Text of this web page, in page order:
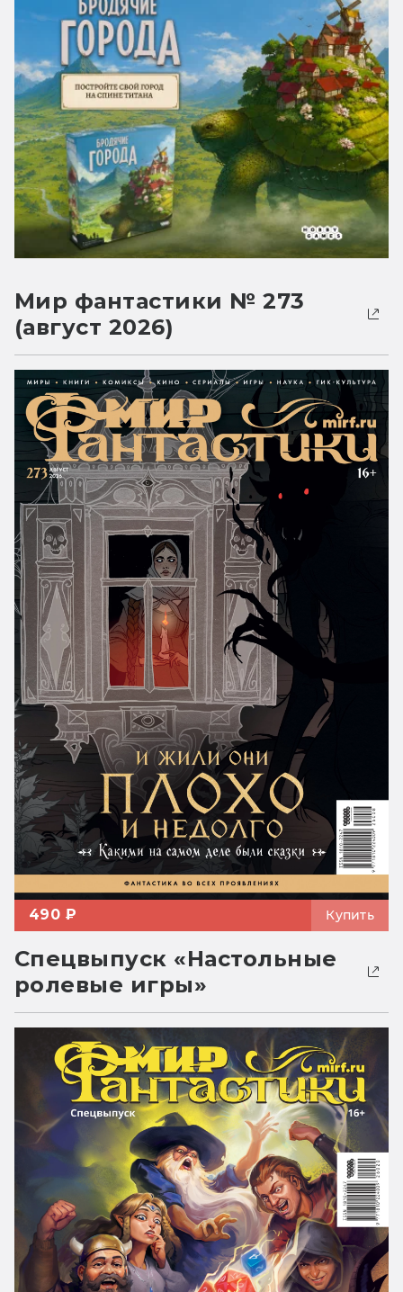
Мир фантастики № 273
(август 2026)
490 ₽ Купить
Спецвыпуск «Настольные
ролевые игры»